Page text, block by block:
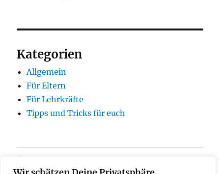
Kategorien
Allgemein
Für Eltern
Für Lehrkräfte
Tipps und Tricks für euch